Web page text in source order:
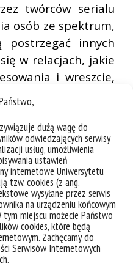
dużą wagę do
odwiedzających serwisy
usług, umożliwienia
ustawień
internetowe Uniwersytetu
tzw. cookies (z ang.
wysyłane przez serwis
na urządzeniu końcowym
miejscu możecie Państwo
cookies, które będą
Zachęcamy do
Serwisów Internetowych
twórców serialu
osób ze spektrum,
innych
w relacjach, jakie
i wreszcie,
na dowcip i
też, jak to
przez innych.
każda ma
plany, ambicje,
mozaiki
i dynamiczną
życiu. Historię
uczącą tolerancji,
skłaniającą